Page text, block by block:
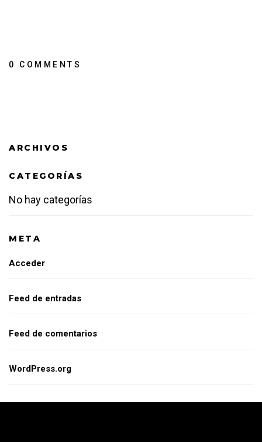
0 COMMENTS
ARCHIVOS
CATEGORÍAS
No hay categorías
META
Acceder
Feed de entradas
Feed de comentarios
WordPress.org